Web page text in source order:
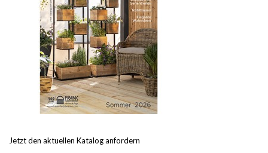
Jetzt den aktuellen Katalog anfordern